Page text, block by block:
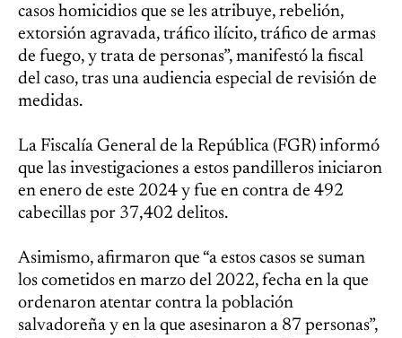
casos homicidios que se les atribuye, rebelión,
extorsión agravada, tráfico ilícito, tráfico de armas
de fuego, y trata de personas”, manifestó la fiscal
del caso, tras una audiencia especial de revisión de
medidas.
La Fiscalía General de la República (FGR) informó
que las investigaciones a estos pandilleros iniciaron
en enero de este 2024 y fue en contra de 492
cabecillas por 37,402 delitos.
Asimismo, afirmaron que “a estos casos se suman
los cometidos en marzo del 2022, fecha en la que
ordenaron atentar contra la población
salvadoreña y en la que asesinaron a 87 personas”,